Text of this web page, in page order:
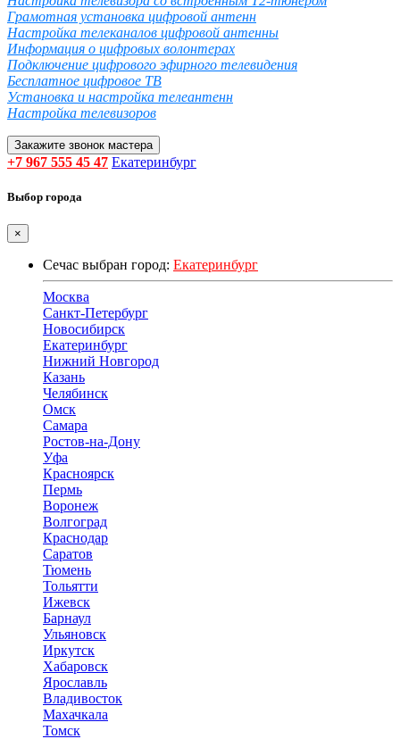
Грамотная установка цифровой антенн
Настройка телеканалов цифровой антенны
Информация о цифровых волонтерах
Подключение цифрового эфирного телевидения
Бесплатное цифровое ТВ
Установка и настройка телеантенн
Настройка телевизоров
Закажите звонок мастера
+7 967 555 45 47 Екатеринбург
Выбор города
×
Сечас выбран город: Екатеринбург
Москва
Санкт-Петербург
Новосибирск
Екатеринбург
Нижний Новгород
Казань
Челябинск
Омск
Самара
Ростов-на-Дону
Уфа
Красноярск
Пермь
Воронеж
Волгоград
Краснодар
Саратов
Тюмень
Тольятти
Ижевск
Барнаул
Ульяновск
Иркутск
Хабаровск
Ярославль
Владивосток
Махачкала
Томск